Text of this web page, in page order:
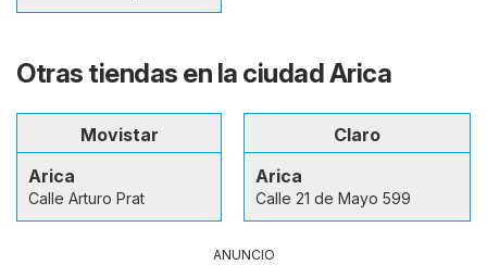
Otras tiendas en la ciudad Arica
Movistar
Arica
Calle Arturo Prat
Claro
Arica
Calle 21 de Mayo 599
ANUNCIO